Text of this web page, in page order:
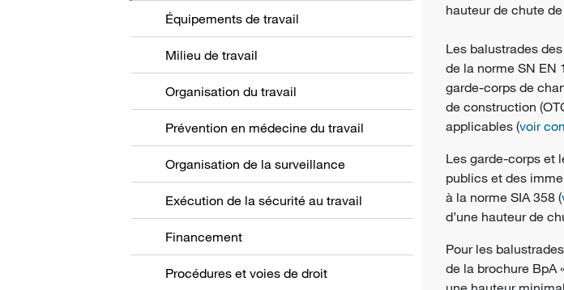
Équipements de travail
Milieu de travail
Organisation du travail
Prévention en médecine du travail
Organisation de la surveillance
Exécution de la sécurité au travail
Financement
Procédures et voies de droit
hauteur de chute
Les balustrades
de la norme SN EN
garde-corps de
de construction
applicables (voir
Les garde-corps et
publics et des
à la norme SIA 358 (
d’une hauteur de
Pour les
de la brochure BpA